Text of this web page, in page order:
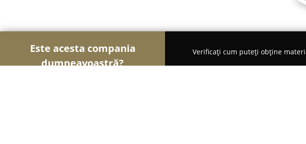
Este acesta compania
dumneavoastră?
Verificați cum puteți obține